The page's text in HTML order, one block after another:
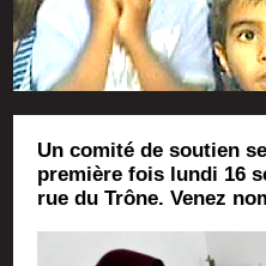
Un comité de soutien
première fois lundi 16
rue du Trône. Venez